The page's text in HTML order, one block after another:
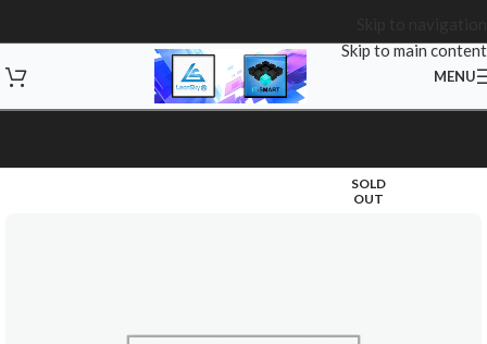
Skip to main content
MENU
SOLD
OUT